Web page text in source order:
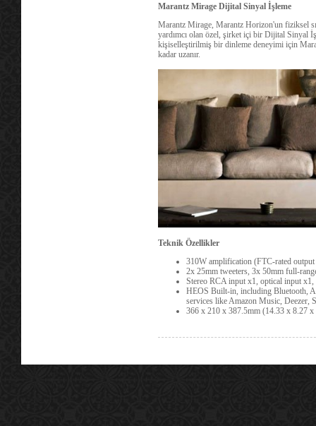
Marantz Mirage Dijital Sinyal İşleme
Marantz Mirage, Marantz Horizon'un fiziksel
yardımcı olan özel, şirket içi bir Dijital Sinyal
kişiselleştirilmiş bir dinleme deneyimi için
kadar uzanır.
Teknik Özellikler
310W amplification (FTC-rated
2x 25mm tweeters, 3x 50mm full-
Stereo RCA input x1, optical input
HEOS Built-in, including Bluetooth,
services like Amazon Music, Deezer,
366 x 210 x 387.5mm (14.33 x 8.27